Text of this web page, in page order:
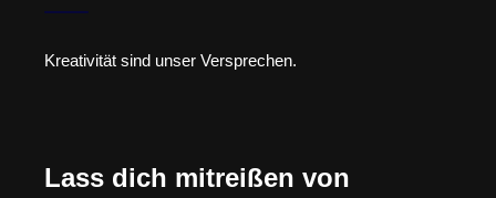
Kreativität sind unser Versprechen.
Lass dich mitreißen von